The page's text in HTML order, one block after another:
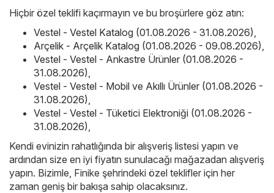
Hiçbir özel teklifi kaçırmayın ve bu broşürlere göz atın:
Vestel - Vestel Katalog (01.08.2026 - 31.08.2026)
Arçelik - Arçelik Katalog (01.08.2026 - 09.08.2026)
Vestel - Vestel - Ankastre Ürünler (01.08.2026 -
31.08.2026)
Vestel - Vestel - Mobil ve Akıllı Ürünler (01.08.2026 -
31.08.2026)
Vestel - Vestel - Tüketici Elektroniği (01.08.2026 -
31.08.2026)
Kendi evinizin rahatlığında bir alışveriş listesi yapın ve
ardından size en iyi fiyatın sunulacağı mağazadan alışveriş
yapın. Bizimle, Finike şehrindeki özel teklifler için her
zaman geniş bir bakışa sahip olacaksınız.